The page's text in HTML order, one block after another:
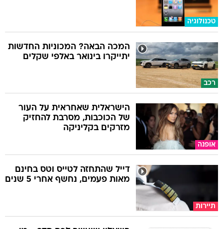
טכנולוגיה
רכב
המכה הבאה? המכוניות החדשות
יתייקרו בינואר באלפי שקלים
אופנה
הישראלית שאחראית על העור
של הכוכבות, מסרבת להחזיק
מזרקים בקליניקה
תיירות
דייל שהתחזה לטייס וטס בחינם
מאות פעמים, נחשף אחרי 5 שנים